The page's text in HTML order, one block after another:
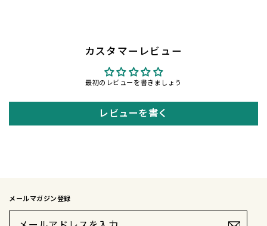
カスタマーレビュー
最初のレビューを書きましょう
レビューを書く
メールマガジン登録